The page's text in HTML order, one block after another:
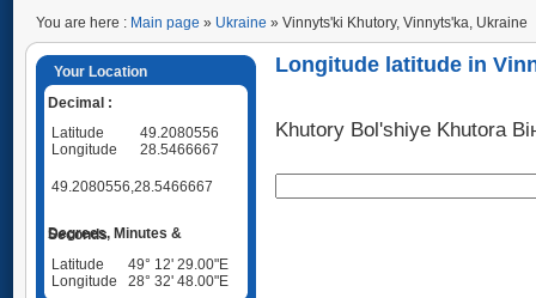
You are here : Main page » Ukraine » Vinnyts'ki Khutory, Vinnyts'ka, Ukraine
Your Location
Decimal :
Latitude
49.2080556
Longitude
28.5466667
49.2080556,28.5466667
Degrees, Minutes & Seconds
Latitude
49° 12' 29.00"E
Longitude
28° 32' 48.00"E
Longitude latitude in
Khutory Bol'shiye Khutora